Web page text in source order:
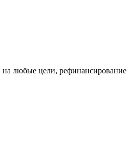
на любые цели, рефинансирование